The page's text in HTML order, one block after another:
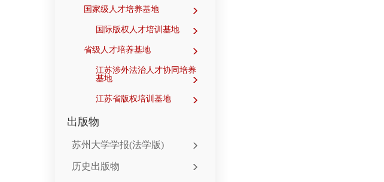
国家级人才培养基地
国际版权人才培训基地
省级人才培养基地
江苏涉外法治人才协同培养
基地
江苏省版权培训基地
出版物
苏州大学学报(法学版)
历史出版物